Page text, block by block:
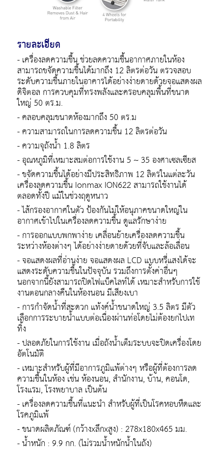
รายละเอียด
- เครื่องลดความชื้น ช่วยลดความชื้นอากาศภายในห้อง
สามารถขจัดความชื้นได้มากถึง 12 ลิตรต่อวัน ตรวจสอบ
ระดับความชื้นภายในอาคารได้อย่างง่ายดายด้วยจอแสดงผล
ดิจิตอล การควบคุมที่ทรงพลังและครอบคลุมพื้นที่ขนาด
ใหญ่ 50 ตร.ม.
- คลอบคลุมขนาดห้องมากถึง 50 ตร.ม
- ความสามารถในการลดความชื้น 12 ลิตรต่อวัน
- ความจุถังน้ำ 1.8 ลิตร
- อุณหภูมิที่เหมาะสมต่อการใช้งาน 5 ~ 35 องศาเซลเซียส
- ขจัดความชื้นได้อย่างมีประสิทธิภาพ 12 ลิตรในแต่ละวัน
เครื่องลดความชื้น Ionmax ION622 สามารถใช้งานได้
ตลอดทั้งปี แม้ในช่วงฤดูหนาว
- ไส้กรองอากาศในตัว ป้องกันไม่ให้อนุภาคขนาดใหญ่ใน
อากาศเข้าไปในเครื่องลดความชื้น ดูแลรักษาง่าย
- การออกแบบพกพาง่าย เคลื่อนย้ายเครื่องลดความชื้น
ระหว่างห้องต่างๆ ได้อย่างง่ายดายด้วยที่จับและล้อเลื่อน
- จอแสดงผลที่อ่านง่าย จอแสดงผล LCD แบบหรี่แสงได้จะ
แสดงระดับความชื้นในปัจจุบัน รวมถึงการตั้งค่าอื่นๆ
นอกจากนี้ยังสามารถปิดไฟแบ็คไลท์ได้ เหมาะสำหรับการใช้
งานตอนกลางคืนในห้องนอน มีเสียงเบา
- การกำจัดน้ำที่สะดวก แท้งค์น้ำขนาดใหญ่ 3.5 ลิตร มีตัว
เลือกการระบายน้ำแบบต่อเนื่องผ่านท่อโดยไม่ต้องยกไปเท
ทิ้ง
- ปลอดภัยในการใช้งาน เมื่อถังน้ำเต็มระบบจะปิดเครื่องโดย
อัตโนมัติ
- เหมาะสำหรับผู้ที่มีอาการภูมิแพ้ต่างๆ หรือผู้ที่ต้องการลด
ความชื้นในห้อง เช่น ห้องนอน, สำนักงาน, บ้าน, คอนโด,
โรงแรม, โรงพยาบาล เป็นต้น
- เครื่องลดความชื้นที่แนะนำ สำหรับผู้ที่เป็นโรคหอบหืดและ
โรคภูมิแพ้
- ขนาดผลิตภัณฑ์ (กว้างxลึกxสูง) : 278x180x465 มม.
- น้ำหนัก : 9.9 กก. (ไม่รวมน้ำหนักน้ำในถัง)